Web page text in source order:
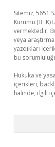
Sitemiz, 5651
Kurumu (BTK)
vermektedir.
veya
yazdıkları
bu
Hukuka ve
içerikleri,
halinde, ilgili